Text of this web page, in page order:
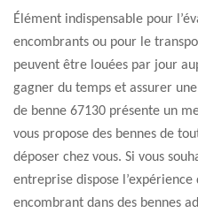
Élément indispensable pour
encombrants ou pour le
peuvent être louées par jour
gagner du temps et assurer
de benne 67130 présente un
vous propose des bennes de
déposer chez vous. Si vous
entreprise dispose
encombrant dans des bennes